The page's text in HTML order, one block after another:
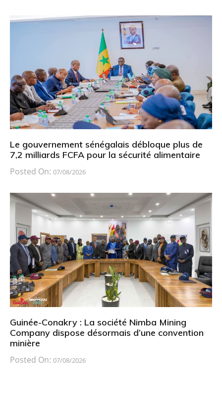
Le gouvernement sénégalais débloque plus de
7,2 milliards FCFA pour la sécurité alimentaire
Posted On: 07/08/2026
Guinée-Conakry : La société Nimba Mining
Company dispose désormais d’une convention
minière
Posted On: 07/08/2026